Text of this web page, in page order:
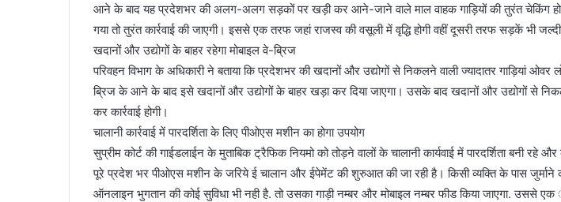
आने के बाद यह प्रदेशभर की अलग-अलग सड़कों पर खड़ी कर आने-जाने वाले माल वाहक गाड़ियों की तुरंत चेकिंग
गया तो तुरंत कार्रवाई की जाएगी। इससे एक तरफ जहां राजस्व की वसूली में वृद्धि होगी वहीं दूसरी तरफ सड़कें भी जल्दी
खदानों और उद्योगों के बाहर रहेगा मोबाइल वे-ब्रिज
परिवहन विभाग के अधिकारी ने बताया कि प्रदेशभर की खदानों और उद्योगों से निकलने वाली ज्यादातर गाड़ियां ओवर
ब्रिज के आने के बाद इसे खदानों और उद्योगों के बाहर खड़ा कर दिया जाएगा। उसके बाद खदानों और उद्योगों से
कर कार्रवाई होगी।
चालानी कार्रवाई में पारदर्शिता के लिए पीओएस मशीन का होगा उपयोग
सुप्रीम कोर्ट की गाईडलाईन के मुताबिक ट्रैफिक नियमो को तोड़ने वालों के चालानी कार्यवाई में पारदर्शिता बनी रहे
पूरे प्रदेश भर पीओएस मशीन के जरिये ई चालान और ईपेमेंट की शुरुआत की जा रही है। किसी व्यक्ति के पास जुर्माने
ऑनलाइन भुगतान की कोई सुविधा भी नही है. तो उसका गाड़ी नम्बर और मोबाइल नम्बर फीड किया जाएगा. उससे